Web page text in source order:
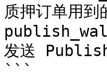
质押订单用到
发送
```